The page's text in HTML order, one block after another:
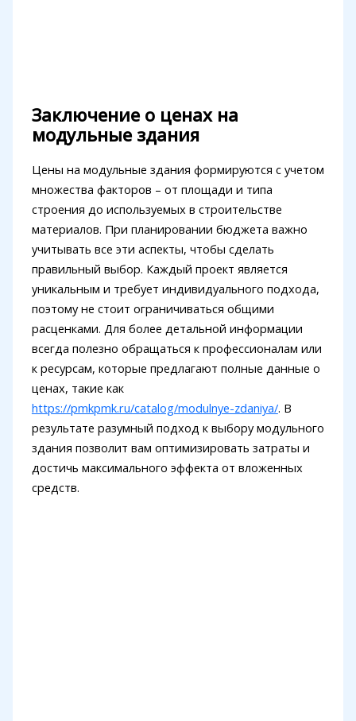
Заключение о ценах на
модульные здания
Цены на модульные здания формируются с учетом
множества факторов – от площади и типа
строения до используемых в строительстве
материалов. При планировании бюджета важно
учитывать все эти аспекты, чтобы сделать
правильный выбор. Каждый проект является
уникальным и требует индивидуального подхода,
поэтому не стоит ограничиваться общими
расценками. Для более детальной информации
всегда полезно обращаться к профессионалам или
к ресурсам, которые предлагают полные данные о
ценах, такие как
https://pmkpmk.ru/catalog/modulnye-zdaniya/. В
результате разумный подход к выбору модульного
здания позволит вам оптимизировать затраты и
достичь максимального эффекта от вложенных
средств.